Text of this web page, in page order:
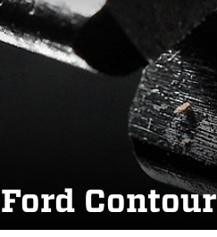
Ford Contour